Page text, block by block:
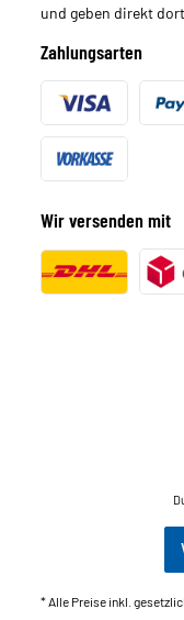
und geben direkt
Zahlungsarten
Wir versenden mit
* Alle Preise inkl.